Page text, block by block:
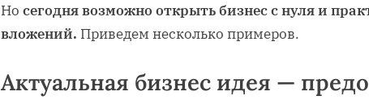
Но сегодня возможно открыть бизнес с нуля и
вложений. Приведем несколько примеров.
Актуальная бизнес идея —